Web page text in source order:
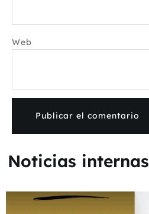
Web
Noticias internas